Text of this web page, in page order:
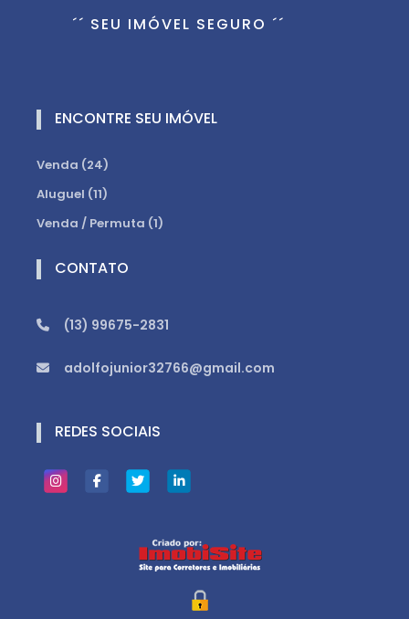
´´ SEU IMÓVEL SEGURO ´´
ENCONTRE SEU IMÓVEL
Venda (24)
Aluguel (11)
Venda / Permuta (1)
CONTATO
(13) 99675-2831
adolfojunior32766@gmail.com
REDES SOCIAIS